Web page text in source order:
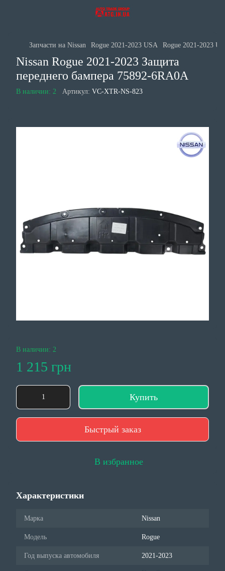
Запчасти на Nissan Rogue 2021-2023 USA Rogue 2021-2023
Nissan Rogue 2021-2023 Защита
переднего бампера 75892-6RA0A
В наличии: 2 Артикул: VC-XTR-NS-823
В наличии: 2
1 215 грн
Купить
Быстрый заказ
В избранное
Характеристики
Марка Nissan
Модель Rogue
Год выпуска автомобиля 2021-2023